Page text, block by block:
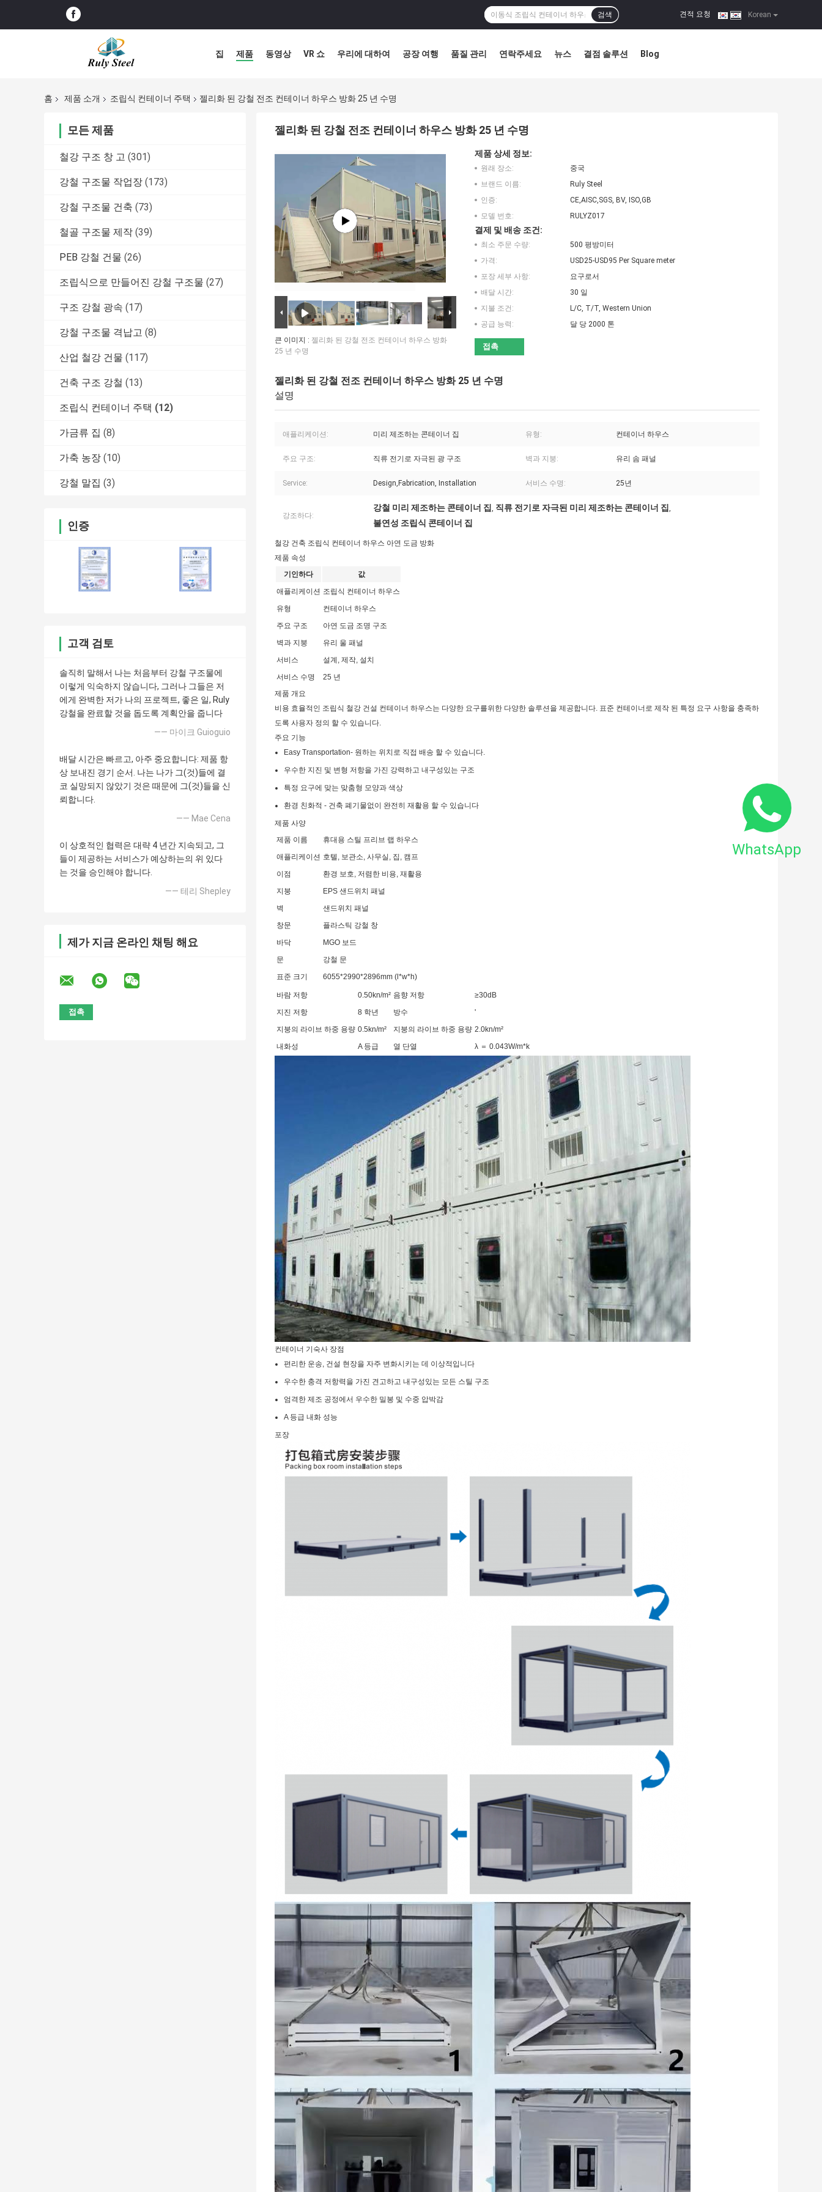
Korean
견적 요청 |
검색
집 제품 동영상 VR 쇼 우리에 대하여 공장 여행 품질 관리 연락주세요 뉴스 결점 솔루션 Blog
홈 제품 소개 조립식 컨테이너 주택 젤리화 된 강철 전조 컨테이너 하우스 방화 25 년 수명
모든 제품
철강 구조 창 고 (301)
강철 구조물 작업장 (173)
강철 구조물 건축 (73)
철골 구조물 제작 (39)
PEB 강철 건물 (26)
조립식으로 만들어진 강철 구조물 (27)
구조 강철 광속 (17)
강철 구조물 격납고 (8)
산업 철강 건물 (117)
건축 구조 강철 (13)
조립식 컨테이너 주택 (12)
가금류 집 (8)
가축 농장 (10)
강철 말집 (3)
인증
고객 검토
솔직히 말해서 나는 처음부터 강철 구조물에
이렇게 익숙하지 않습니다, 그러나 그들은 저
에게 완벽한 저가 나의 프로젝트, 좋은 일, Ruly
강철을 완료할 것을 돕도록 계획안을 줍니다
—— 마이크 Guioguio
배달 시간은 빠르고, 아주 중요합니다: 제품 항
상 보내진 경기 순서. 나는 나가 그(것)들에 결
코 실망되지 않았기 것은 때문에 그(것)들을 신
뢰합니다.
—— Mae Cena
이 상호적인 협력은 대략 4 년간 지속되고, 그
들이 제공하는 서비스가 예상하는의 위 있다
는 것을 승인해야 합니다.
—— 테리 Shepley
제가 지금 온라인 채팅 해요
젤리화 된 강철 전조 컨테이너 하우스 방화 25 년 수명
큰 이미지 : 젤리화 된 강철 전조 컨테이너 하우스 방화
25 년 수명
제품 상세 정보:
원래 장소:
중국
브랜드 이름:
Ruly Steel
인증:
CE,AISC,SGS, BV, ISO,GB
모델 번호:
RULYZ017
결제 및 배송 조건:
최소 주문 수량:
500 평방미터
가격:
USD25-USD95 Per Square meter
포장 세부 사항:
요구로서
배달 시간:
30 일
지불 조건:
L/C, T/T, Western Union
공급 능력:
달 당 2000 톤
접촉
젤리화 된 강철 전조 컨테이너 하우스 방화 25 년 수명
설명
애플리케이션: 미리 제조하는 콘테이너 집 유형: 컨테이너 하우스
주요 구조: 직류 전기로 자극된 광 구조 벽과 지붕: 유리 솜 패널
Service: Design,Fabrication, Installation 서비스 수명: 25년
강조하다:
강철 미리 제조하는 콘테이너 집 , 직류 전기로 자극된 미리 제조하는 콘테이너 집 ,
불연성 조립식 콘테이너 집
철강 건축 조립식 컨테이너 하우스 아연 도금 방화
제품 속성
기인하다
값
애플리케이션 조립식 컨테이너 하우스
유형
컨테이너 하우스
주요 구조
아연 도금 조명 구조
벽과 지붕
유리 울 패널
서비스
설계, 제작, 설치
서비스 수명
25 년
제품 개요
비용 효율적인 조립식 철강 건설 컨테이너 하우스는 다양한 요구를위한 다양한 솔루션을 제공합니다. 표준 컨테이너로 제작 된 특정 요구 사항을 충족하
도록 사용자 정의 할 수 있습니다.
주요 기능
Easy Transportation- 원하는 위치로 직접 배송 할 수 있습니다.
우수한 지진 및 변형 저항을 가진 강력하고 내구성있는 구조
특정 요구에 맞는 맞춤형 모양과 색상
환경 친화적 - 건축 폐기물없이 완전히 재활용 할 수 있습니다
제품 사양
제품 이름
휴대용 스틸 프리브 랩 하우스
애플리케이션 호텔, 보관소, 사무실, 집, 캠프
이점
환경 보호, 저렴한 비용, 재활용
지붕
EPS 샌드위치 패널
벽
샌드위치 패널
창문
플라스틱 강철 창
바닥
MGO 보드
문
강철 문
표준 크기
6055*2990*2896mm (l*w*h)
바람 저항 0.50kn/m² 음향 저항
≥30dB
지진 저항
8 학년 방수
'
지붕의 라이브 하중 용량 0.5kn/m² 지붕의 라이브 하중 용량 2.0kn/m²
내화성
A 등급 열 단열 λ ＝ 0.043W/m*k
컨테이너 기숙사 장점
편리한 운송, 건설 현장을 자주 변화시키는 데 이상적입니다
우수한 충격 저항력을 가진 견고하고 내구성있는 모든 스틸 구조
엄격한 제조 공정에서 우수한 밀봉 및 수중 압박감
A 등급 내화 성능
포장
WhatsApp